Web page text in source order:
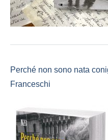
Perché non sono nata
Franceschi